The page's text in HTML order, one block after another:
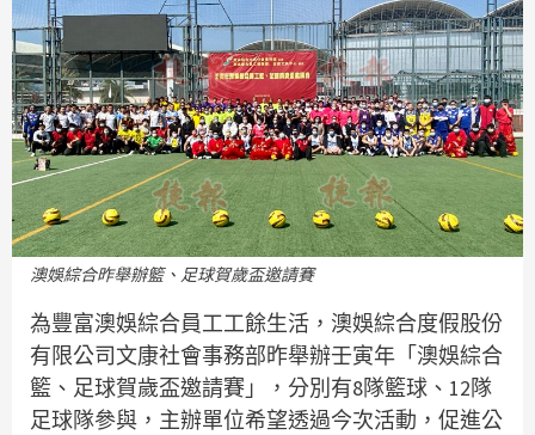
澳娛綜合昨舉辦籃、足球賀歲盃邀請賽
為豐富澳娛綜合員工工餘生活，澳娛綜合度假股份
有限公司文康社會事務部昨舉辦壬寅年「澳娛綜合
籃、足球賀歲盃邀請賽」，分別有8隊籃球、12隊
足球隊參與，主辦單位希望透過今次活動，促進公